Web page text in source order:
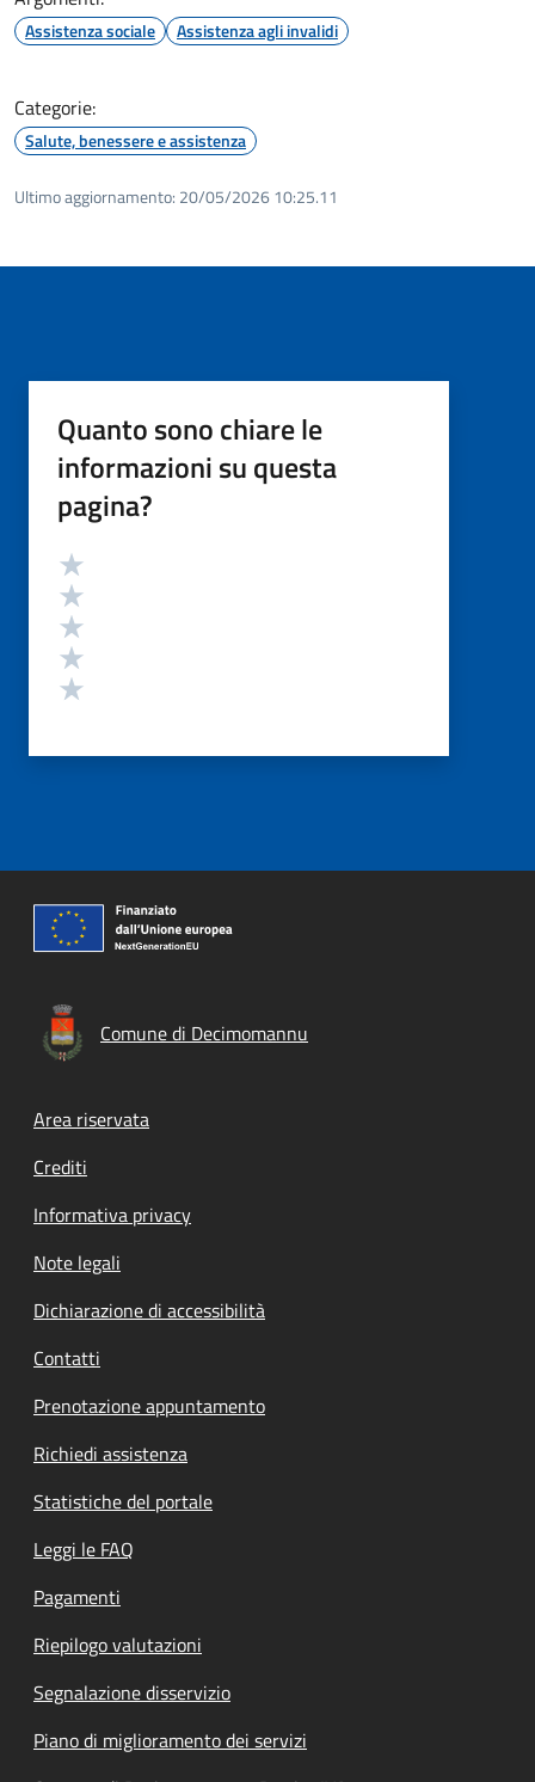
Assistenza sociale Assistenza agli invalidi
Categorie:
Salute, benessere e assistenza
Ultimo aggiornamento: 20/05/2026 10:25.11
Quanto sono chiare le
informazioni su questa
pagina?
Valutazione
Comune di Decimomannu
Footer menu
Area riservata
Crediti
Informativa privacy
Note legali
Dichiarazione di accessibilità
Contatti
Prenotazione appuntamento
Richiedi assistenza
Statistiche del portale
Leggi le FAQ
Pagamenti
Riepilogo valutazioni
Segnalazione disservizio
Piano di miglioramento dei servizi